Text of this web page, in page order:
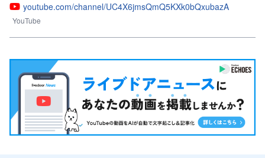
youtube.com/channel/UC4X6jmsQmQ5KXk0bQxubazA
YouTube